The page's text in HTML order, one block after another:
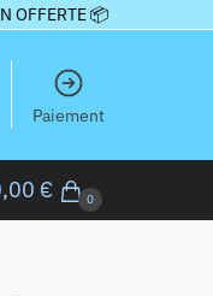
OFFERTE 📦
Paiement
€ 0